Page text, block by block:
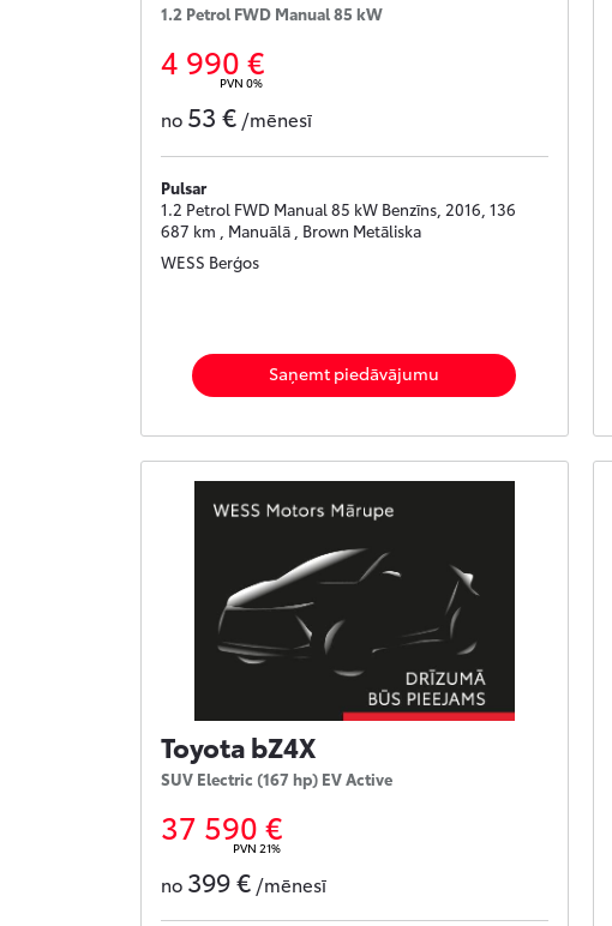
1.2 Petrol FWD Manual 85 kW
4 990 €
PVN 0%
no 53 € /mēnesī
Pulsar
1.2 Petrol FWD Manual 85 kW Benzīns, 2016, 136
687 km , Manuālā , Brown Metāliska
WESS Berģos
Saņemt piedāvājumu
Toyota bZ4X
SUV Electric (167 hp) EV Active
37 590 €
PVN 21%
no 399 € /mēnesī